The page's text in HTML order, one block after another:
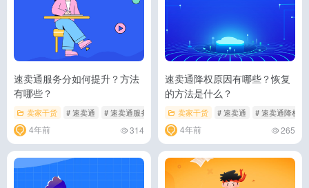
速卖通服务分如何提升？方法
有哪些？
卖家干货 # 速卖通 # 速卖通服务分 # 速卖通服务分提升方法
4年前 314
速卖通降权原因有哪些？恢复
的方法是什么？
卖家干货 # 速卖通 # 速卖通降权
4年前 265